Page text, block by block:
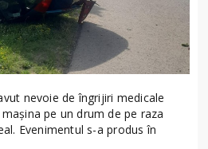
nevoie de îngrijiri medicale
pe un drum de pe raza
Evenimentul s-a produs în